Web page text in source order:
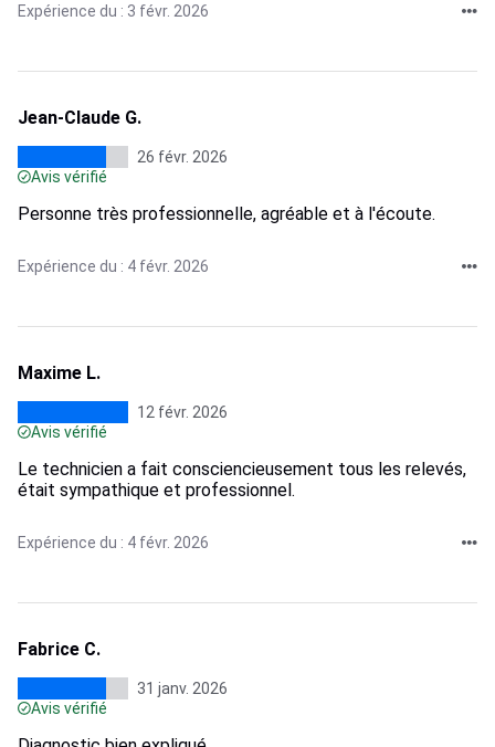
Expérience du : 3 févr. 2026
Jean-Claude G.
26 févr. 2026
Avis vérifié
Personne très professionnelle, agréable et à l'écoute.
Expérience du : 4 févr. 2026
Maxime L.
12 févr. 2026
Avis vérifié
Le technicien a fait consciencieusement tous les relevés,
était sympathique et professionnel.
Expérience du : 4 févr. 2026
Fabrice C.
31 janv. 2026
Avis vérifié